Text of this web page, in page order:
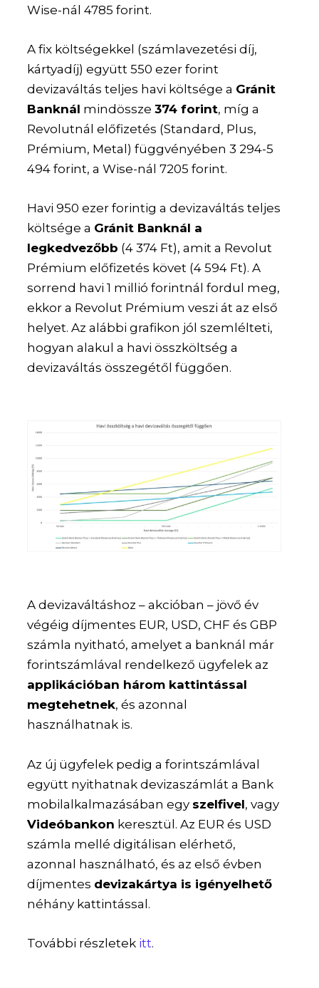
Wise-nál 4785 forint.
A fix költségekkel (számlavezetési díj,
kártyadíj) együtt 550 ezer forint
devizaváltás teljes havi költsége a Gránit
Banknál mindössze374 forint, míg a
Revolutnál előfizetés (Standard, Plus,
Prémium, Metal) függvényében 3 294-5
494 forint, a Wise-nál 7205 forint.
Havi 950 ezer forintig a devizaváltás teljes
költsége a Gránit Banknál a
legkedvezőbb (4 374 Ft), amit a Revolut
Prémium előfizetés követ (4 594 Ft). A
sorrend havi 1 millió forintnál fordul meg,
ekkor a Revolut Prémium veszi át az első
helyet. Az alábbi grafikon jól szemlélteti,
hogyan alakul a havi összköltség a
devizaváltás összegétől függően.
A devizaváltáshoz – akcióban – jövő év
végéig díjmentes EUR, USD, CHF és GBP
számla nyitható, amelyet a banknál már
forintszámlával rendelkező ügyfelek az
applikációban három kattintással
megtehetnek, és azonnal
használhatnak is.
Az új ügyfelek pedig a forintszámlával
együtt nyithatnak devizaszámlát a Bank
mobilalkalmazásában egy szelfivel, vagy
Videóbankon keresztül. Az EUR és USD
számla mellé digitálisan elérhető,
azonnal használható, és az első évben
díjmentes devizakártya is igényelhető
néhány kattintással.
További részletek itt.